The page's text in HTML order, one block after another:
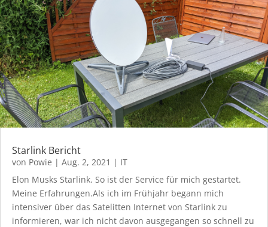
Starlink Bericht
von Powie | Aug. 2, 2021 | IT
Elon Musks Starlink. So ist der Service für mich gestartet.
Meine Erfahrungen.Als ich im Frühjahr begann mich
intensiver über das Satelitten Internet von Starlink zu
informieren, war ich nicht davon ausgegangen so schnell zu